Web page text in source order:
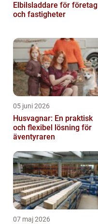
Elbilsladdare för företag
och fastigheter
05 juni 2026
Husvagnar: En praktisk
och flexibel lösning för
äventyraren
07 maj 2026